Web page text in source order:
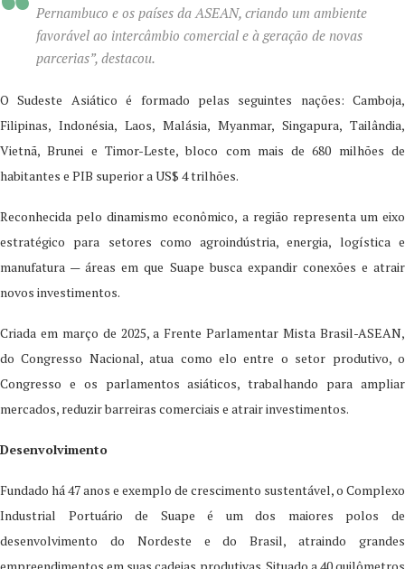
Pernambuco e os países da ASEAN, criando um ambiente
favorável ao intercâmbio comercial e à geração de novas
parcerias”, destacou.
O Sudeste Asiático é formado pelas seguintes nações: Camboja,
Filipinas, Indonésia, Laos, Malásia, Myanmar, Singapura, Tailândia,
Vietnã, Brunei e Timor-Leste, bloco com mais de 680 milhões de
habitantes e PIB superior a US$ 4 trilhões.
Reconhecida pelo dinamismo econômico, a região representa um eixo
estratégico para setores como agroindústria, energia, logística e
manufatura — áreas em que Suape busca expandir conexões e atrair
novos investimentos.
Criada em março de 2025, a Frente Parlamentar Mista Brasil-ASEAN,
do Congresso Nacional, atua como elo entre o setor produtivo, o
Congresso e os parlamentos asiáticos, trabalhando para ampliar
mercados, reduzir barreiras comerciais e atrair investimentos.
Desenvolvimento
Fundado há 47 anos e exemplo de crescimento sustentável, o Complexo
Industrial Portuário de Suape é um dos maiores polos de
desenvolvimento do Nordeste e do Brasil, atraindo grandes